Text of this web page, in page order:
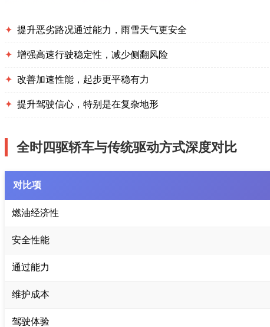
✦ 提升恶劣路况通过能力，雨雪天气更安全
✦ 增强高速行驶稳定性，减少侧翻风险
✦ 改善加速性能，起步更平稳有力
✦ 提升驾驶信心，特别是在复杂地形
全时四驱轿车与传统驱动方式深度对比
对比项
燃油经济性
安全性能
通过能力
维护成本
驾驶体验